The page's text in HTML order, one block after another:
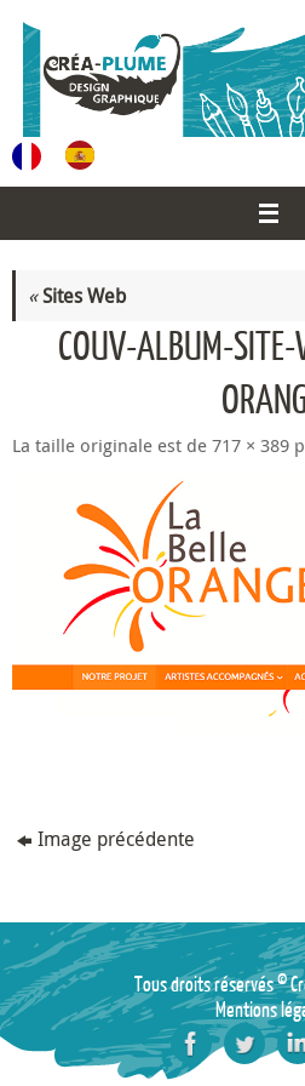
contenu
«Sites Web
COUV-ALBUM-
La taille originale est de 717 × 389
Image précédente
Tous droits réservés ©
Mentions